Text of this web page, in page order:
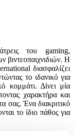
του gaming,
βιντεοπαιχνιδιών. Η
διασφαλίζει
το ιδανικό για
κομμάτι. Δίνει μία
χαρακτήρα και
σας. Ένα διακριτικό
το ίδιο πάθος για